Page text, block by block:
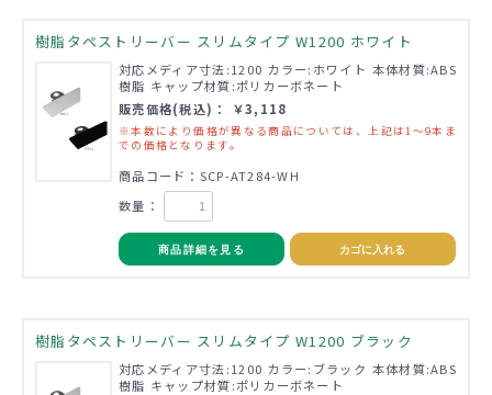
樹脂タペストリーバー スリムタイプ W1200 ホワイト
対応メディア寸法:1200 カラー:ホワイト 本体材質:ABS
樹脂 キャップ材質:ポリカーボネート
販売価格(税込)： ￥3,118
※本数により価格が異なる商品については、上記は1～9本ま
での価格となります。
商品コード：SCP-AT284-WH
数量：
商品詳細を見る カゴに入れる
樹脂タペストリーバー スリムタイプ W1200 ブラック
対応メディア寸法:1200 カラー:ブラック 本体材質:ABS
樹脂 キャップ材質:ポリカーボネート